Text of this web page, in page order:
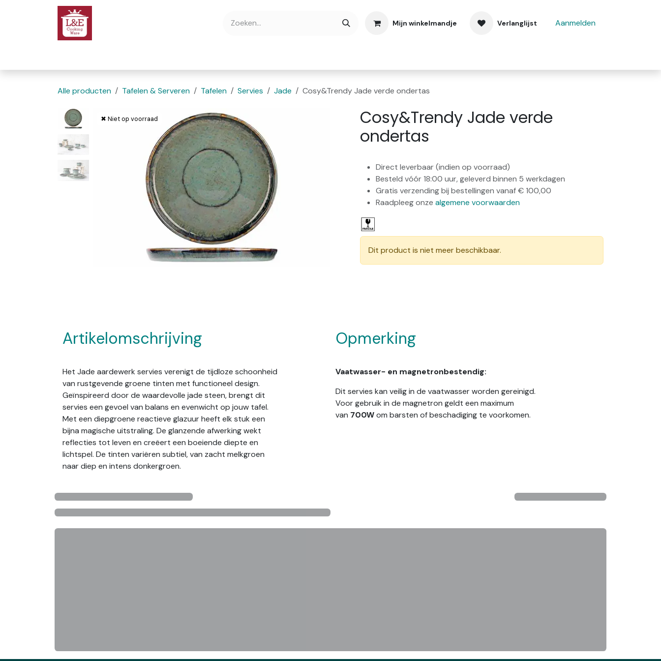
Overslaan naar inhoud
Mijn winkelmandje Verlanglijst Aanmelden
Alle producten Tafelen & Serveren Tafelen Servies Jade Cosy&Trendy Jade verde ondertas
✖ Niet op voorraad
✖ Niet op voorraad
Cosy&Trendy Jade verde
ondertas
Direct leverbaar (indien op voorraad)
Besteld vóór 18:00 uur, geleverd binnen 5 werkdagen
Gratis verzending bij bestellingen vanaf € 100,00
Raadpleeg onze algemene voorwaarden
Dit product is niet meer beschikbaar.
Artikelomschrijving
Het Jade aardewerk servies verenigt de tijdloze schoonheid
van rustgevende groene tinten met functioneel design.
Geïnspireerd door de waardevolle jade steen, brengt dit
servies een gevoel van balans en evenwicht op jouw tafel.
Met een diepgroene reactieve glazuur heeft elk stuk een
bijna magische uitstraling. De glanzende afwerking wekt
reflecties tot leven en creëert een boeiende diepte en
lichtspel. De tinten variëren subtiel, van zacht melkgroen
naar diep en intens donkergroen.
Opmerking
Vaatwasser- en magnetronbestendig:
Dit servies kan veilig in de vaatwasser worden gereinigd.
Voor gebruik in de magnetron geldt een maximum
van 700Wom barsten of beschadiging te voorkomen.